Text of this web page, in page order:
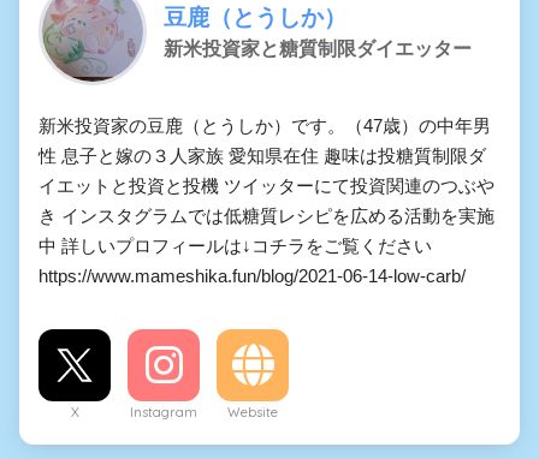
豆鹿（とうしか）
新米投資家と糖質制限ダイエッター
新米投資家の豆鹿（とうしか）です。（47歳）の中年男
性 息子と嫁の３人家族 愛知県在住 趣味は投糖質制限ダ
イエットと投資と投機 ツイッターにて投資関連のつぶや
き インスタグラムでは低糖質レシピを広める活動を実施
中 詳しいプロフィールは↓コチラをご覧ください
https://www.mameshika.fun/blog/2021-06-14-low-carb/
X Instagram Website